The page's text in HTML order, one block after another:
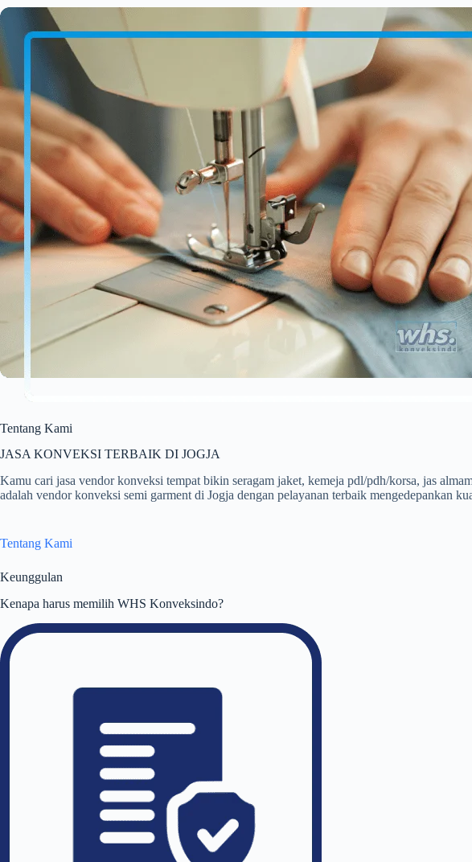
Tentang Kami
JASA KONVEKSI TERBAIK DI JOGJA
Kamu cari jasa vendor konveksi tempat bikin seragam jaket, kemeja pdl/pdh/korsa, jas
adalah vendor konveksi semi garment di Jogja dengan pelayanan terbaik mengedepankan
Tentang Kami
Keunggulan
Kenapa harus memilih WHS Konveksindo?